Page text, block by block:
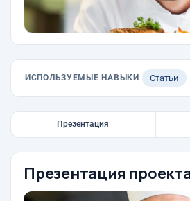
ИСПОЛЬЗУЕМЫЕ НАВЫКИ Статьи
Презентация
Презентация